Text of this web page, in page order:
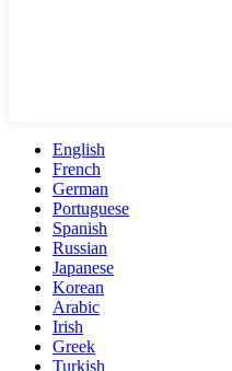
English
French
German
Portuguese
Spanish
Russian
Japanese
Korean
Arabic
Irish
Greek
Turkish